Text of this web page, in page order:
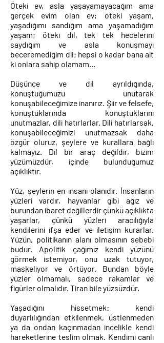
Öteki ev, asla yaşayamayacağım ama
gerçek evim olan ev; öteki yaşam,
yaşadığımı sandığım ama yaşamadığım
yaşam; öteki dil, tek tek hecelerini
saydığım ve asla konuşmayı
beceremediğim dil; hepsi o kadar bana ait
ki onlara sahip olamam…
Düşünce ve dil ayrıldığında,
konuştuğumuzu unutarak
konuşabileceğimize inanırız. Şiir ve felsefe,
konuştuklarında konuştuklarını
unutmazlar, dili hatırlarlar. Dili hatırlarsak,
konuşabileceğimizi unutmazsak daha
özgür oluruz, şeylere ve kurallara bağlı
kalmayız. Dil bir araç değildir, bizim
yüzümüzdür, içinde bulunduğumuz
açıklıktır.
Yüz, şeylerin en insani olanıdır. İnsanların
yüzleri vardır, hayvanlar gibi ağız ve
burundan ibaret değillerdir çünkü açıklıkta
yaşarlar, çünkü yüzleri aracılığıyla
kendilerini ifşa eder ve iletişim kurarlar.
Yüzün, politikanın alanı olmasının sebebi
budur. Apolitik çağımız kendi yüzünü
görmek istemiyor, onu uzak tutuyor,
maskeliyor ve örtüyor. Bundan böyle
yüzler olmamalı, sadece rakamlar ve
figürler olmalıdır. Tiran bile yüzsüzdür.
Yaşadığını hissetmek: kendi
duyarlılığından etkilenmek, üstlenmeden
ya da ondan kaçınmadan incelikle kendi
hareketlerine teslim olmak. Kendimi canlı